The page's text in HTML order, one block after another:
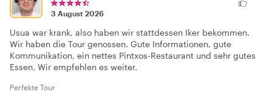
3 August 2026
Usua war krank, also haben wir stattdessen Iker bekommen.
Wir haben die Tour genossen. Gute Informationen, gute
Kommunikation, ein nettes Pintxos-Restaurant und sehr gutes
Essen. Wir empfehlen es weiter.
Perfekte Tour